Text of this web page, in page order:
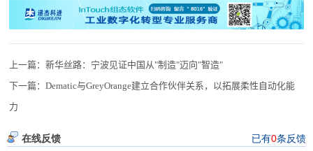
上一篇：新华丝路：宁波见证中国从"制造"迈向"智造"
下一篇：Dematic与GreyOrange建立合作伙伴关系，以拓展柔性自动化能
力